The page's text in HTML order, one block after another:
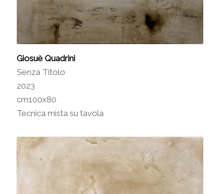
Giosuè Quadrini
Senza Titolo
2023
cm100x80
Tecnica mista su tavola